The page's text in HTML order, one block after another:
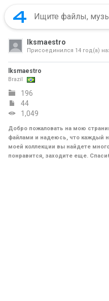
lksmaestro
Присоединился 14 год(а)
lksmaestro
Brazil
196
44
1,049
Добро пожаловать на мою
файлами и надеюсь, что каждый
моей коллекции вы найдете
понравится, заходите еще.